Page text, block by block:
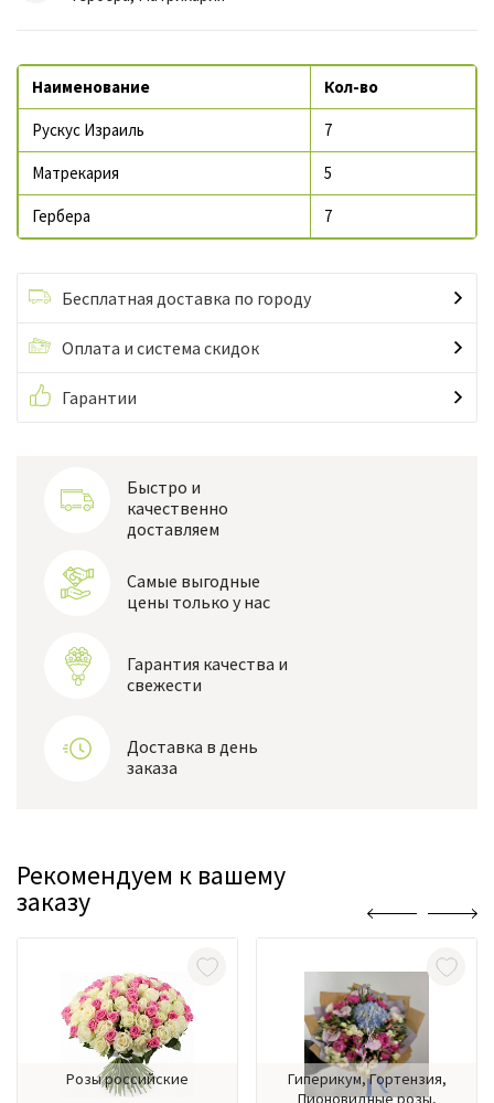
Наименование Кол-во
Рускус Израиль 7
Матрекария 5
Гербера 7
Бесплатная доставка по городу
Оплата и система скидок
Гарантии
Быстро и
качественно
доставляем
Самые выгодные
цены только у нас
Гарантия качества и
свежести
Доставка в день
заказа
Рекомендуем к вашему
заказу
Розы российские
Гиперикум, Гортензия,
Пионовидные розы,